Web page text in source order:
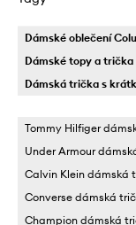
Dámské oblečení
Dámské topy a trička
Dámská trička s
Tommy Hilfiger
Under Armour
Calvin Klein dámská
Converse dámská
Champion dámská